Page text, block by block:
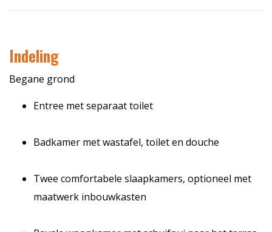
Indeling
Begane grond
Entree met separaat toilet
Badkamer met wastafel, toilet en douche
Twee comfortabele slaapkamers, optioneel met
maatwerk inbouwkasten